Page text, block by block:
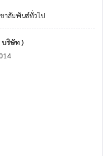
าสัมพันธ์ทั่วไป
บริษัท )